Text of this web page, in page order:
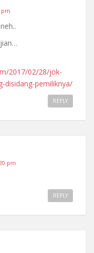
pm
2017/02/28/jok-
disidang-pemiliknya/
REPLY
pm
REPLY